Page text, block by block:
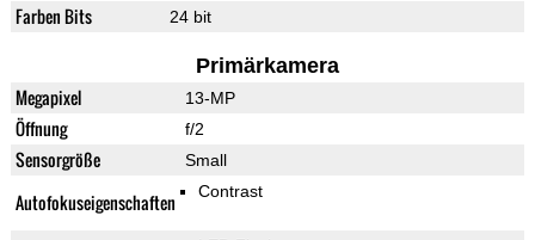
Farben Bits 24 bit
Primärkamera
Megapixel 13-MP
Öffnung f/2
Sensorgröße Small
Autofokuseigenschaften Contrast